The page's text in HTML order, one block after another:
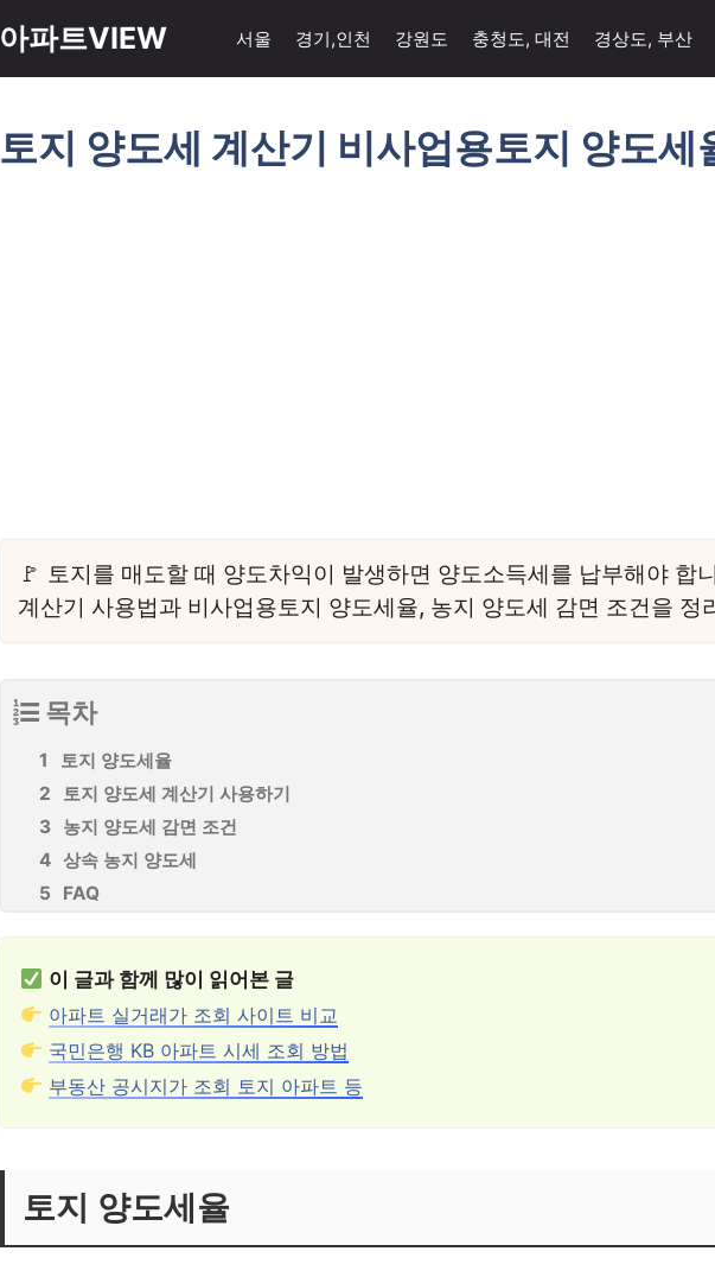
아파트VIEW 서울 경기,인천 강원도 충청도, 대전 경상도, 부산
토지 양도세 계산기 비사업용토지 양도세
토지를 매도할 때 양도차익이 발생하면 양도소득세를 납부해야 합
계산기 사용법과 비사업용토지 양도세율, 농지 양도세 감면 조건을 정
목차
토지 양도세율
토지 양도세 계산기 사용하기
농지 양도세 감면 조건
상속 농지 양도세
FAQ
이 글과 함께 많이 읽어본 글
아파트 실거래가 조회 사이트 비교
국민은행 KB 아파트 시세 조회 방법
부동산 공시지가 조회 토지 아파트 등
토지 양도세율